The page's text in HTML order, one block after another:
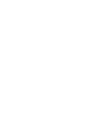
另一种可能是